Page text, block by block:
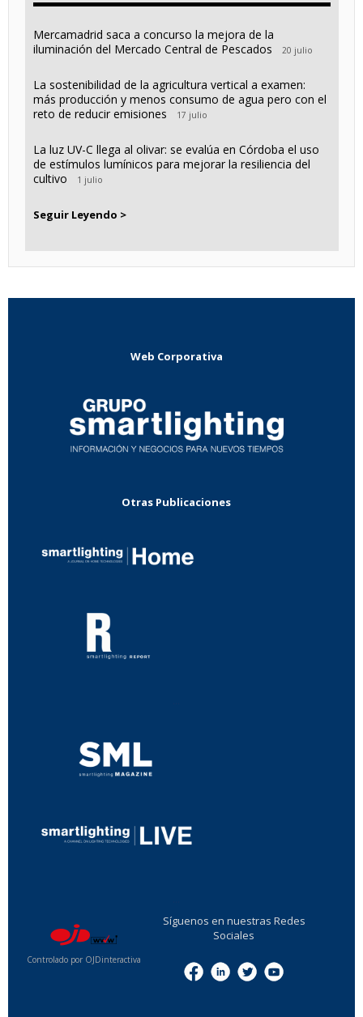
Mercamadrid saca a concurso la mejora de la
iluminación del Mercado Central de Pescados
20 julio
La sostenibilidad de la agricultura vertical a examen:
más producción y menos consumo de agua pero con el
reto de reducir emisiones
17 julio
La luz UV-C llega al olivar: se evalúa en Córdoba el uso
de estímulos lumínicos para mejorar la resiliencia del
cultivo
1 julio
Seguir Leyendo >
Web Corporativa
Otras Publicaciones
Controlado por OJDinteractiva
Síguenos en nuestras Redes
Sociales